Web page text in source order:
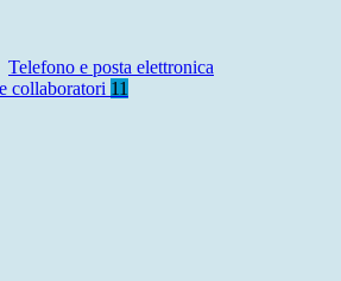
Telefono e posta elettronica
collaboratori 11